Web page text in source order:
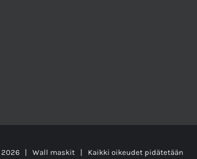
2026 | Wall maskit | Kaikki oikeudet pidätetään